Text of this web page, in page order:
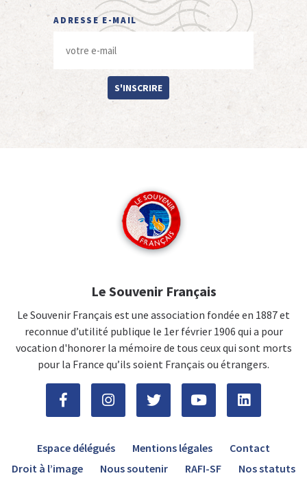
ADRESSE E-MAIL
S'INSCRIRE
Le Souvenir Français
Le Souvenir Français est une association fondée en 1887 et
reconnue d’utilité publique le 1er février 1906 qui a pour
vocation d'honorer la mémoire de tous ceux qui sont morts
pour la France qu’ils soient Français ou étrangers.
Espace délégués Mentions légales
Contact
Droit à l’image
Nous soutenir RAFI-SF Nos statuts